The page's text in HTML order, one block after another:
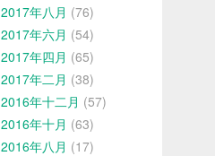
2017年八月 (76)
2017年六月 (54)
2017年四月 (65)
2017年二月 (38)
2016年十二月 (57)
2016年十月 (63)
2016年八月 (17)